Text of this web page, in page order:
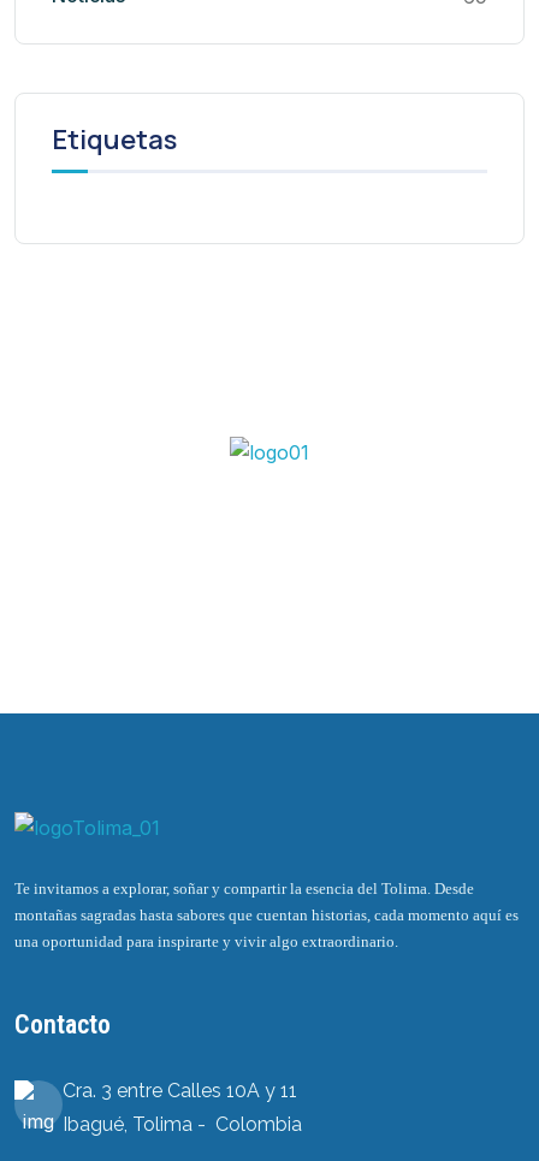
Etiquetas
Te invitamos a explorar, soñar y compartir la esencia del Tolima. Desde
montañas sagradas hasta sabores que cuentan historias, cada momento aquí es
una oportunidad para inspirarte y vivir algo extraordinario.
Contacto
Cra. 3 entre Calles 10A y 11
Ibagué, Tolima - Colombia